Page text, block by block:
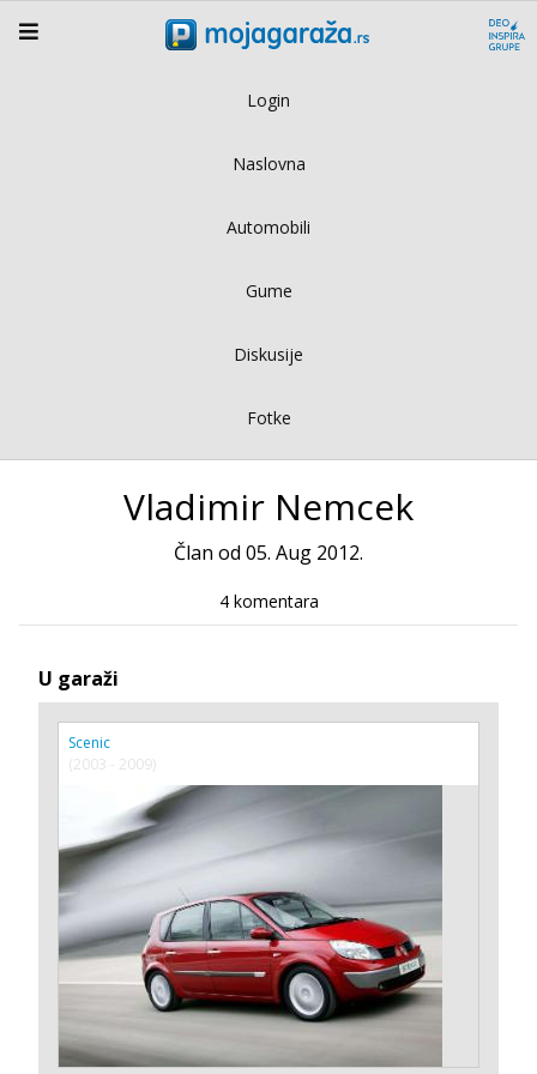
Login
Naslovna
Automobili
Gume
Diskusije
Fotke
Vladimir Nemcek
Član od 05. Aug 2012.
4 komentara
U garaži
Scenic
(2003 - 2009)